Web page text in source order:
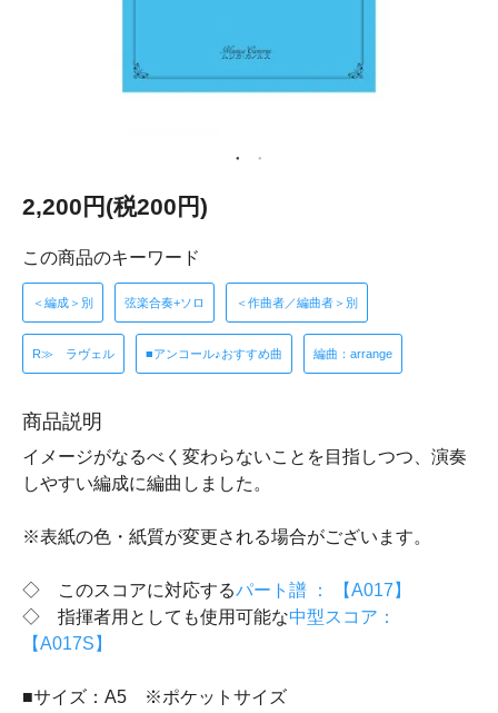
2,200円(税200円)
この商品のキーワード
＜編成＞別 弦楽合奏+ソロ ＜作曲者／編曲者＞別
R≫ ラヴェル ■アンコール♪おすすめ曲 編曲：arrange
商品説明
イメージがなるべく変わらないことを目指しつつ、演奏
しやすい編成に編曲しました。
※表紙の色・紙質が変更される場合がございます。
◇ このスコアに対応するパート譜 ： 【A017】
◇ 指揮者用としても使用可能な中型スコア：
【A017S】
■サイズ：A5 ※ポケットサイズ